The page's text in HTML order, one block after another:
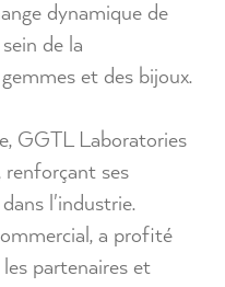
dynamique de
de la
et des bijoux.
GGTL Laboratories
renforçant ses
l'industrie.
a profité
partenaires et